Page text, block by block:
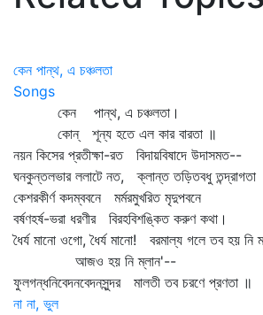
কেন পান্থ, এ চঞ্চলতা
Songs
কেন পান্থ, এ চঞ্চলতা।
কোন্‌ শূন্য হতে এল কার বারতা ॥
নয়ন কিসের প্রতীক্ষা-রত বিদায়বিষাদে উদাসমত--
ঘনকুন্তলভার ললাটে নত, ক্লান্ত তড়িতবধু তন্দ্রাগতা
কেশরকীর্ণ কদম্ববনে মর্মরমুখরিত মৃদুপবনে
বর্ষণহর্ষ-ভরা ধরণীর বিরহবিশঙ্কিত করুণ কথা।
ধৈর্য মানো ওগো, ধৈর্য মানো! বরমাল্য গলে তব হয় নি
আজও হয় নি ম্লান'--
ফুলগন্ধনিবেদনবেদনসুন্দর মালতী তব চরণে প্রণতা ॥
না না, ভুল